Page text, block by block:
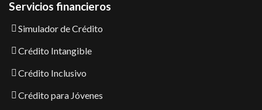
Servicios financieros
Simulador de Crédito
Crédito Intangible
Crédito Inclusivo
Crédito para Jóvenes